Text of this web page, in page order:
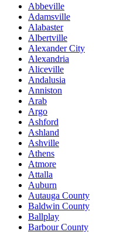
Abbeville
Adamsville
Alabaster
Albertville
Alexander City
Alexandria
Aliceville
Andalusia
Anniston
Arab
Argo
Ashford
Ashland
Ashville
Athens
Atmore
Attalla
Auburn
Autauga County
Baldwin County
Ballplay
Barbour County